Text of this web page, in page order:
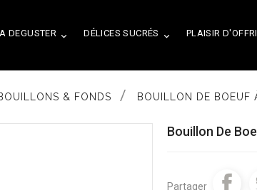

A DEGUSTER 
DÉLICES SUCRÉS PLAISIR
& FONDS BOUILLON DE BOEUF
Bouillon De
Partager